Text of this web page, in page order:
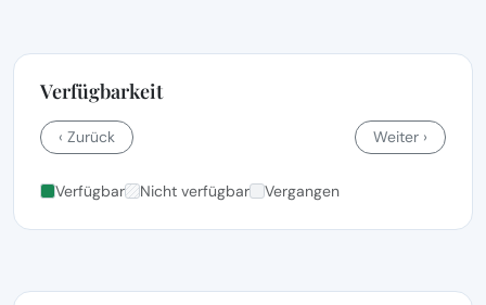
Verfügbarkeit
‹ Zurück Weiter ›
Verfügbar Nicht verfügbar Vergangen